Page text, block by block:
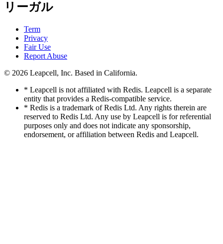
リーガル
Term
Privacy
Fair Use
Report Abuse
© 2026 Leapcell, Inc. Based in California.
* Leapcell is not affiliated with Redis. Leapcell is a separate
entity that provides a Redis-compatible service.
* Redis is a trademark of Redis Ltd. Any rights therein are
reserved to Redis Ltd. Any use by Leapcell is for referential
purposes only and does not indicate any sponsorship,
endorsement, or affiliation between Redis and Leapcell.